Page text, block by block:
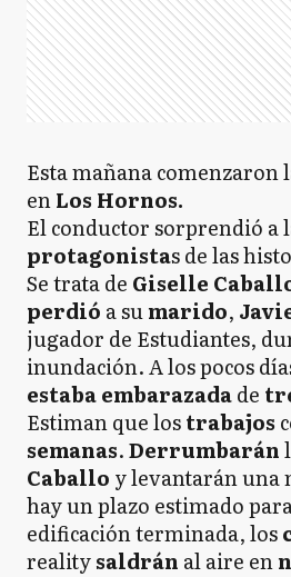
Esta mañana comenzaron
enLos Hornos.
El conductor sorprendió a
protagonistas de las
Se trata de Giselle
perdió a sumarido,
jugador de Estudiantes,
inundación. A los pocos
estaba embarazadade
Estiman que lostrabajos
semanas.Derrumbarán
Caballo y levantarán una
hay un plazo estimado
edificación terminada, los
realitysaldrán al aire en